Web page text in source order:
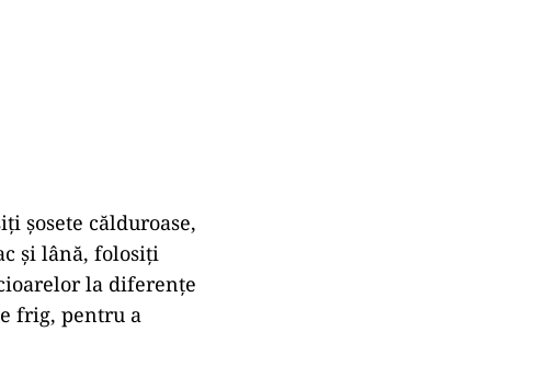
șosete călduroase,
și lână, folosiți
la diferențe
frig, pentru a